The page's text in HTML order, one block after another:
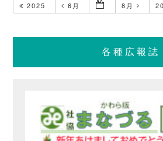
2025 6月 8月
各種広報誌